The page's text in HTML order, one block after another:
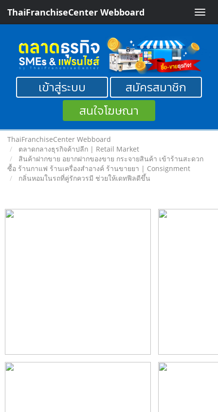
Toggle
ThaiFranchiseCenter Webboard
เข้าสู่ระบบ
สมัครสมาชิก
สนใจโฆษณา
ThaiFranchiseCenter Webboard
ตลาดกลางธุรกิจค้าปลีก | Retail Market
สินค้าฝากขาย อยากฝากของขาย กระจายสินค้า เข้าร้านสะดวก
ซื้อ ร้านกาแฟ ร้านเครื่องสำอางค์ ร้านขายยา | Consignment
กลิ่นหอมในรถที่คู่รักควรมี ช่วยให้เดทฟีลดีขึ้น